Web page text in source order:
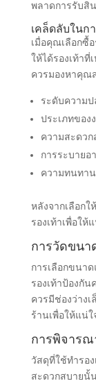
พลาดการรับสิ
เคล็ดลับในก
เมื่อคุณเลือกซื้
ให้ได้รองเท้า
ควรมองหาคุณ
ระดับความป
ประเภทของ
ความสะดวก
การระบายอ
ความทนทา
หลังจากเลือก
รองเท้าเพื่อใ
การวัดขนา
การเลือกขนา
รองเท้าป้องกั
ควรมีช่องว่าง
ร้านเพื่อให้แน่
การพิจารณ
วัสดุที่ใช้ทำรอ
สะดวกสบายนั้